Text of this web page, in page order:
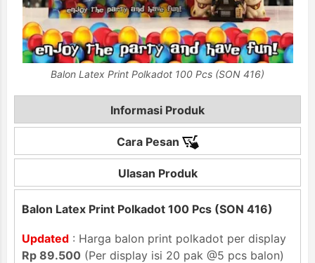
Balon Latex Print Polkadot 100 Pcs (SON 416)
Informasi Produk
Balon Latex Print Polkadot 100 Pcs (SON 416)
Updated : Harga balon print polkadot per display
Rp 89.500 (Per display isi 20 pak @5 pcs balon)
Cara Pesan
Ulasan Produk